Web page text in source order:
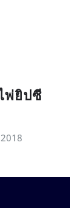
พ่ยิปซี